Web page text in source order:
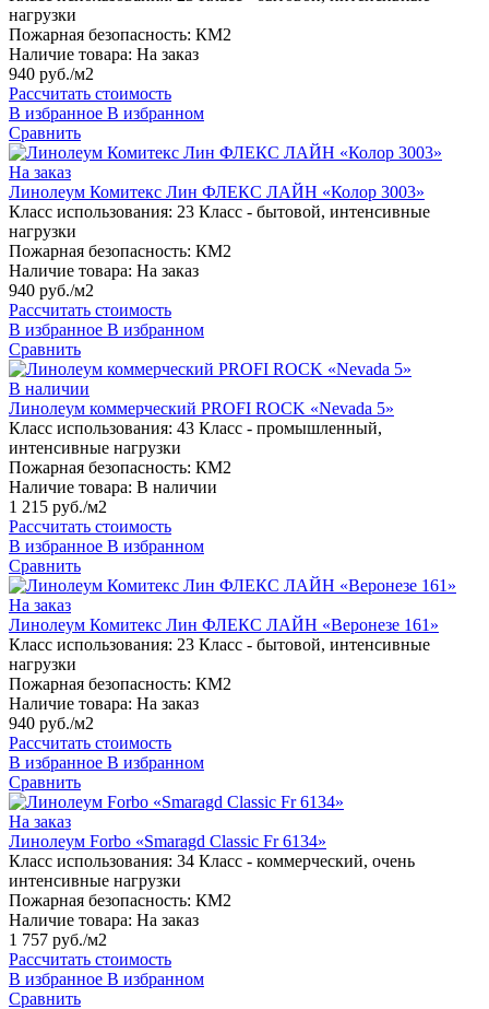
нагрузки
Пожарная безопасность: КМ2
Наличие товара: На заказ
940 руб./м2
Рассчитать стоимость
В избранное В избранном
Сравнить
На заказ
Линолеум Комитекс Лин ФЛЕКС ЛАЙН «Колор 3003»
Класс использования: 23 Класс - бытовой, интенсивные
нагрузки
Пожарная безопасность: КМ2
Наличие товара: На заказ
940 руб./м2
Рассчитать стоимость
В избранное В избранном
Сравнить
В наличии
Линолеум коммерческий PROFI ROCK «Nevada 5»
Класс использования: 43 Класс - промышленный,
интенсивные нагрузки
Пожарная безопасность: КМ2
Наличие товара: В наличии
1 215 руб./м2
Рассчитать стоимость
В избранное В избранном
Сравнить
На заказ
Линолеум Комитекс Лин ФЛЕКС ЛАЙН «Веронезе 161»
Класс использования: 23 Класс - бытовой, интенсивные
нагрузки
Пожарная безопасность: КМ2
Наличие товара: На заказ
940 руб./м2
Рассчитать стоимость
В избранное В избранном
Сравнить
На заказ
Линолеум Forbo «Smaragd Classic Fr 6134»
Класс использования: 34 Класс - коммерческий, очень
интенсивные нагрузки
Пожарная безопасность: КМ2
Наличие товара: На заказ
1 757 руб./м2
Рассчитать стоимость
В избранное В избранном
Сравнить